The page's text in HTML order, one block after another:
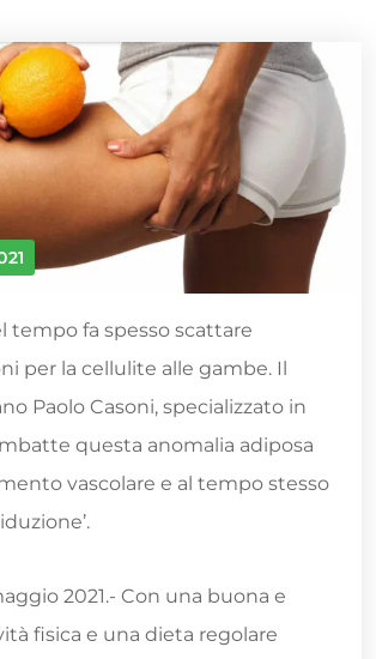
tempo fa spesso scattare
per la cellulite alle gambe. Il
Paolo Casoni, specializzato in
questa anomalia adiposa
vascolare e al tempo stesso
2021.- Con una buona e
fisica e una dieta regolare